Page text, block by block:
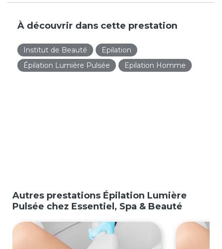
À découvrir dans cette prestation
Institut de Beauté
Epilation
Épilation Lumière Pulsée
Epilation Homme
Autres prestations Épilation Lumière
Pulsée chez Essentiel, Spa & Beauté